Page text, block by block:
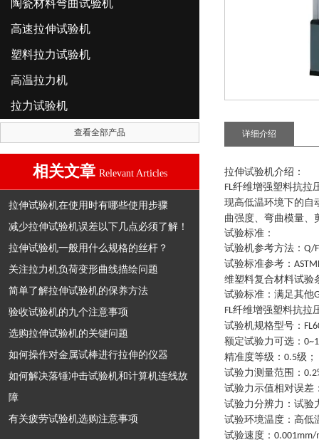
陶瓷材料弯曲试验机
高速拉伸试验机
塑料拉力试验机
高温拉力机
拉力试验机
查看全部产品
相关文章 Relevant Articles
拉伸试验机在使用时有哪些使用步骤
减少拉伸试验机误差以下几点必须了解！
拉伸试验机一般用什么规格的丝杆？
关注拉力机负荷变形曲线描绘问题
简单了解拉伸试验机的保养方法
验收试验机的九个注意事项
选购拉伸试验机的关键问题
如何操作对金属试棒进行拉伸的仪器
如何解决落锤冲击试验机和计算机连线故
障
有关疲劳试验机选购注意事项
详细介绍
拉伸试验机介绍 ：
FL纤维增强塑料抗拉
现高低温环境下的自
曲强度、弯曲模量、
试验标准：
试验机参考方法 ： Q/
试验标准参考 ：
维塑料复合材料试验
试验标准 ： 满足其他
FL纤维增强塑料抗拉
试验机规格型号 ：
额定试验力可选 ：
精准度等级 ： 0.5级 ；
试验力测量范围 ：
试验力示值相对误差
试验力分辨力 ： 试验
试验环境温度 ： 高低
试验速度 ： 0.001mm/